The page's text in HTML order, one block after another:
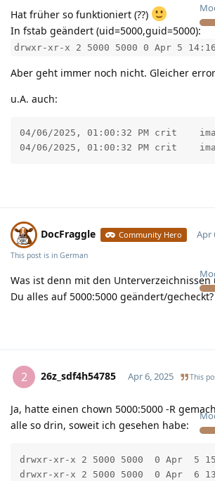
Hat früher so funktioniert (??)
In fstab geändert (uid=5000,guid=5000):
drwxr-xr-x 2 5000 5000 0 Apr 5
Aber geht immer noch nicht. Gleicher error
u.A. auch:
04/06/2025, 01:00:32 PM	crit	imap(x@x)<145><x>: Fatal: master: service(imap): child 145 killed with signal 6 (core dumped)
DocFraggle Community Hero Apr
This post is in German
Was ist denn mit den Unterverzeichnissen
Du alles auf 5000:5000 geändert/gecheckt?
2 26z_sdf4h54785 Apr 6, 2025 This
Ja, hatte einen chown 5000:5000 -R
alle so drin, soweit ich gesehen habe:
drwxr-xr-x 2 5000 5000  0 Apr  5
drwxr-xr-x 2 5000 5000  0 Apr  6